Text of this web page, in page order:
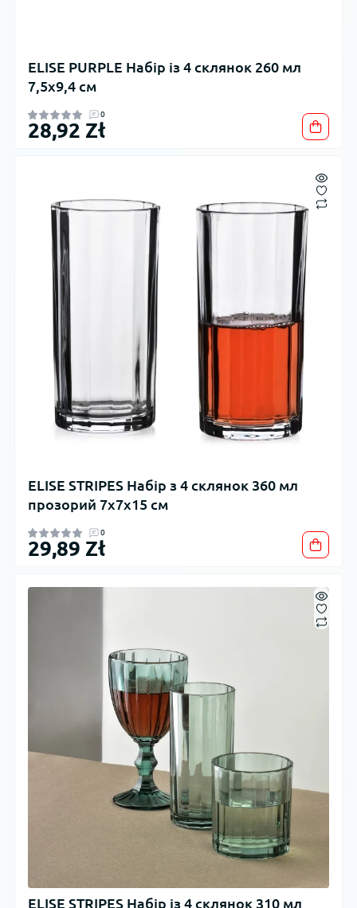
ELISE PURPLE Набір із 4 склянок 260 мл
7,5x9,4 см
0
28,92 Zł
ELISE STRIPES Набір з 4 склянок 360 мл
прозорий 7x7x15 см
0
29,89 Zł
ELISE STRIPES Набір із 4 склянок 310 мл